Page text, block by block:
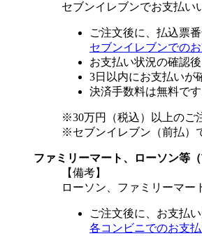
セブンイレブンでお支払い
ご注文後に、払込票
セブンイレブンでの
お支払い状況の確認
3日以内にお支払いが
決済手数料は無料です
※30万円（税込）以上のご
※セブンイレブン（前払）
ファミリーマート、ローソン等（
【備考】
ローソン、ファミリーマー
ご注文後に、お支払
各コンビニでのお支